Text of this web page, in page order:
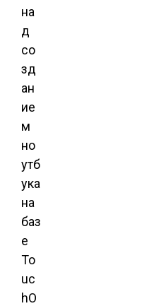
на
д
со
зд
ан
ие
м
но
утб
ука
на
баз
е
To
uc
hO